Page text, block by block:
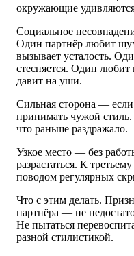
окружающие
Социальное
Один партнёр любит
вызывает усталость.
стесняется. Один
давит на уши.
Сильная сторона — если
принимать чужой
что раньше раздражало.
Узкое место — без
разрастаться. К
поводом регулярных
Что с этим делать.
партнёра — не
Не пытаться
разной стилистикой.